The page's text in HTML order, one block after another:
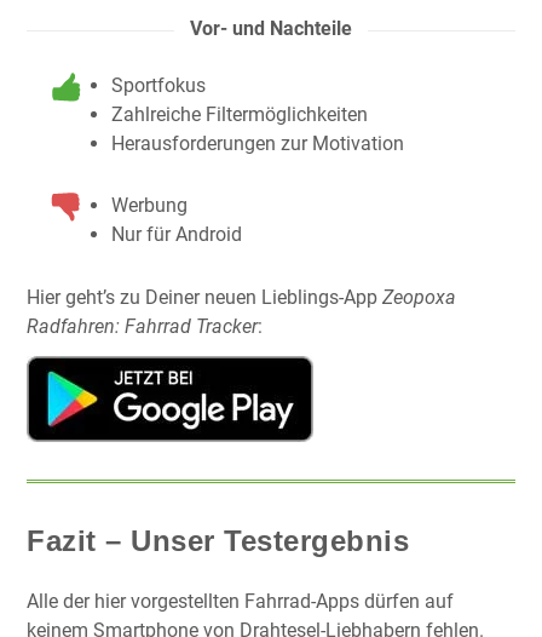
Vor- und Nachteile
Sportfokus
Zahlreiche Filtermöglichkeiten
Herausforderungen zur Motivation
Werbung
Nur für Android
Hier geht’s zu Deiner neuen Lieblings-App Zeopoxa
Radfahren: Fahrrad Tracker:
Fazit – Unser Testergebnis
Alle der hier vorgestellten Fahrrad-Apps dürfen auf
keinem Smartphone von Drahtesel-Liebhabern fehlen.